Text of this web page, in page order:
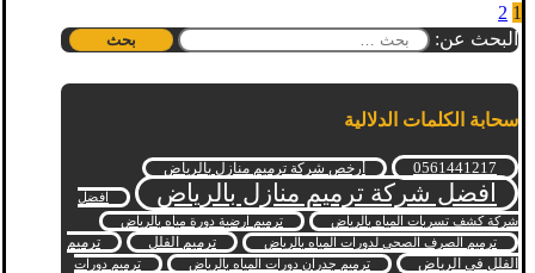
1
2
البحث عن:
سحابة الكلمات الدلالية
0561441217 أرخص شركة ترميم منازل بالرياض
افضل شركة ترميم منازل بالرياض
افضل
شركة كشف تسربات المياه بالرياض
ترميم ارضية دورة مياه بالرياض
ترميم الصرف الصحي لدورات المياه بالرياض
ترميم الفلل
ترميم
الفلل في الرياض
ترميم جدران دورات المياه بالرياض ترميم دورات